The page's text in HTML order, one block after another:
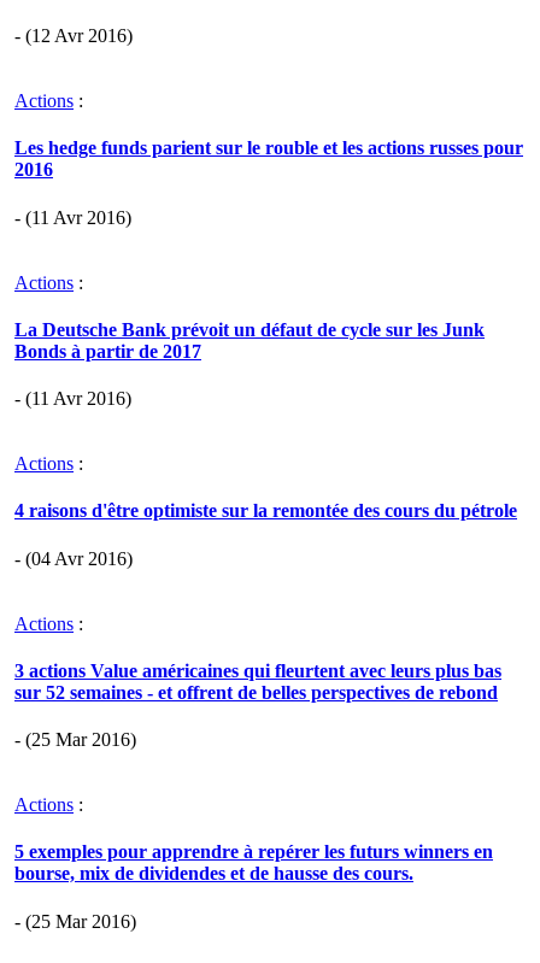
- (12 Avr 2016)
Actions :
Les hedge funds parient sur le rouble et les actions russes pour
2016
- (11 Avr 2016)
Actions :
La Deutsche Bank prévoit un défaut de cycle sur les Junk
Bonds à partir de 2017
- (11 Avr 2016)
Actions :
4 raisons d'être optimiste sur la remontée des cours du pétrole
- (04 Avr 2016)
Actions :
3 actions Value américaines qui fleurtent avec leurs plus bas
sur 52 semaines - et offrent de belles perspectives de rebond
- (25 Mar 2016)
Actions :
5 exemples pour apprendre à repérer les futurs winners en
bourse, mix de dividendes et de hausse des cours.
- (25 Mar 2016)